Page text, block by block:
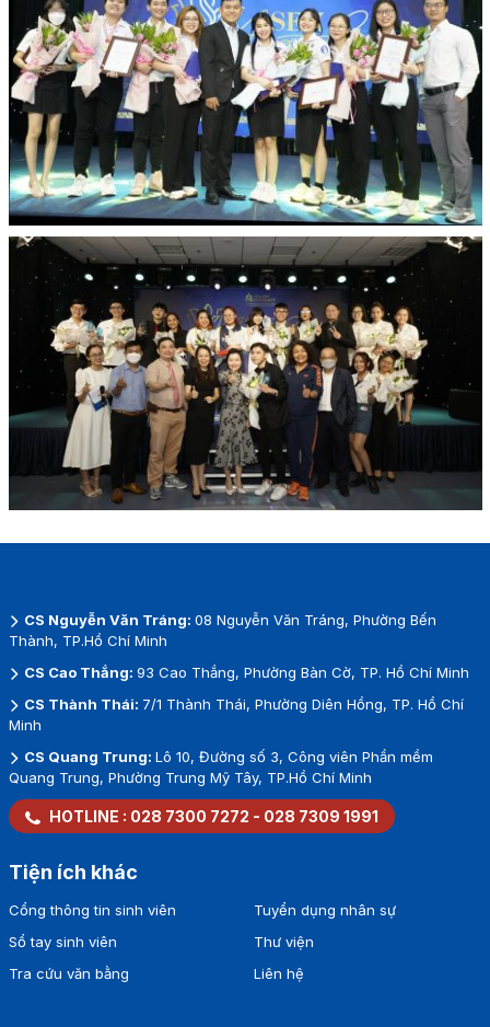
CS Nguyễn Văn Tráng: 08 Nguyễn Văn Tráng, Phường Bến
Thành, TP.Hồ Chí Minh
CS Cao Thắng: 93 Cao Thắng, Phường Bàn Cờ, TP. Hồ Chí Minh
CS Thành Thái: 7/1 Thành Thái, Phường Diên Hồng, TP. Hồ Chí
Minh
CS Quang Trung: Lô 10, Đường số 3, Công viên Phần mềm
Quang Trung, Phường Trung Mỹ Tây, TP.Hồ Chí Minh
HOTLINE : 028 7300 7272 - 028 7309 1991
Tiện ích khác
Cổng thông tin sinh viên
Sổ tay sinh viên
Tra cứu văn bằng
Tuyển dụng nhân sự
Thư viện
Liên hệ